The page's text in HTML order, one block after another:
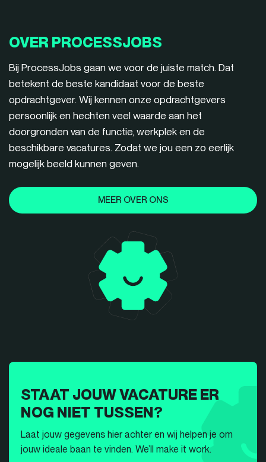
OVER PROCESSJOBS
Bij ProcessJobs gaan we voor de juiste match. Dat
betekent de beste kandidaat voor de beste
opdrachtgever. Wij kennen onze opdrachtgevers
persoonlijk en hechten veel waarde aan het
doorgronden van de functie, werkplek en de
beschikbare vacatures. Zodat we jou een zo eerlijk
mogelijk beeld kunnen geven.
MEER OVER ONS
STAAT JOUW VACATURE ER
NOG NIET TUSSEN?
Laat jouw gegevens hier achter en wij helpen je om
jouw ideale baan te vinden. We’ll make it work.